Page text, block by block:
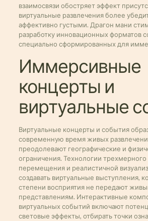
взаимосвязи обостряет эффект
виртуальные развлечения более
аффективно густыми. Драгон мани
разработку инновационных форматов
специально сформированных для
Иммерсивные
концерты и
виртуальные
Виртуальные концерты и события
современную время живых
преодолевают географические и
ограничения. Технологии трехмерного
перемещения и реалистичной
создавать виртуальные выступления,
степени восприятия не передают
представлениям. Интерактивные
виртуальных событий включают
световые эффекты, отбирать точки